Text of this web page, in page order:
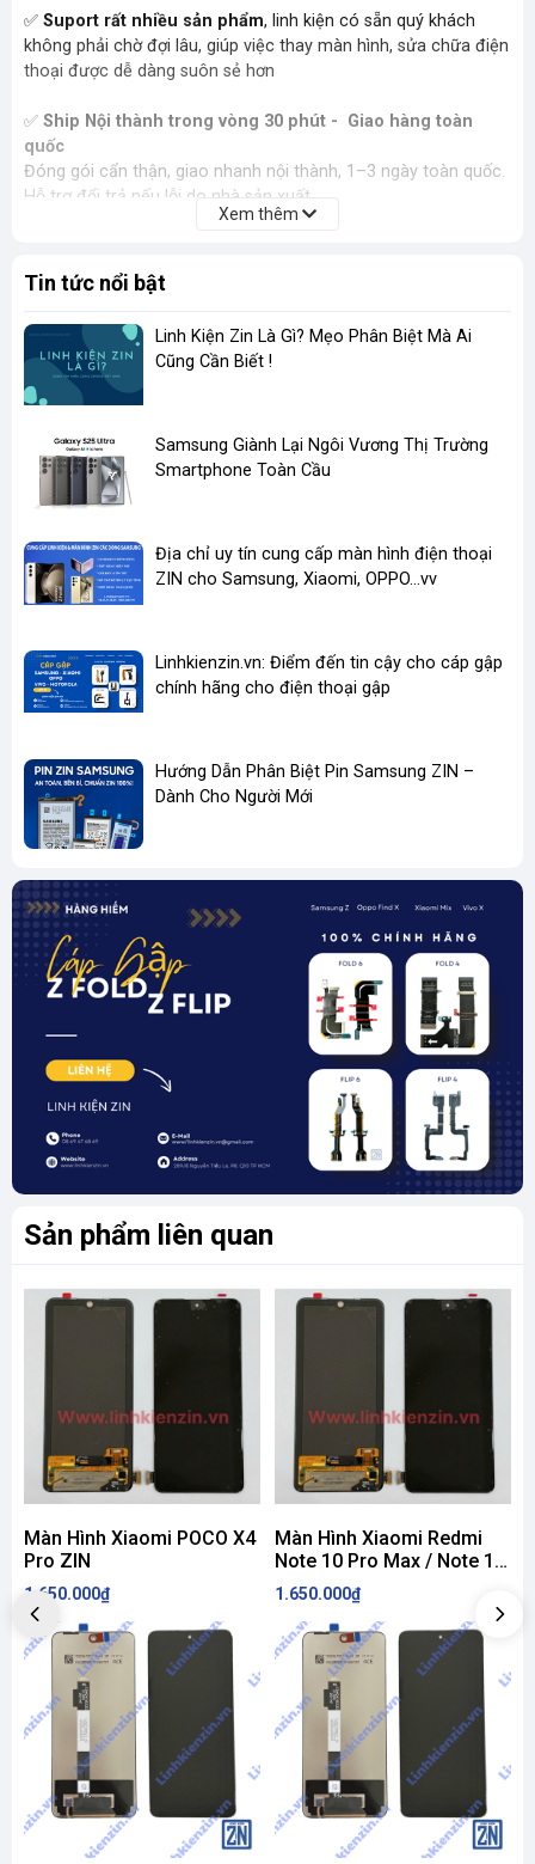
✅ Suport rất nhiều sản phẩm, linh kiện có sẵn quý khách
không phải chờ đợi lâu, giúp việc thay màn hình, sửa chữa điện
thoại được dễ dàng suôn sẻ hơn
✅ Ship Nội thành trong vòng 30 phút - Giao hàng toàn
quốc
Đóng gói cẩn thận, giao nhanh nội thành, 1–3 ngày toàn quốc.
Hỗ trợ đổi trả nếu lỗi do nhà sản xuất.
Xem thêm
Tin tức nổi bật
Linh Kiện Zin Là Gì? Mẹo Phân Biệt Mà Ai
Cũng Cần Biết !
​Samsung Giành Lại Ngôi Vương Thị Trường
Smartphone Toàn Cầu
Địa chỉ uy tín cung cấp màn hình điện thoại
ZIN cho Samsung, Xiaomi, OPPO...vv
Linhkienzin.vn: Điểm đến tin cậy cho cáp gập
chính hãng cho điện thoại gập
Hướng Dẫn Phân Biệt Pin Samsung ZIN –
Dành Cho Người Mới
Sản phẩm liên quan
Màn Hình Xiaomi POCO X4
Pro ZIN
1.650.000₫
Màn Hình Xiaomi Redmi
Note 10 Pro Max / Note 11
Pro Max ZIN
1.650.000₫